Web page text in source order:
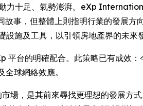
十足、氣勢澎湃。eXp
事，但整體上則指明行業的發展
施及工具，以引領房地產界的未來
台的明確配合。此策略已有成效
球網絡效應。
場，是其前來尋找更理想的發展方